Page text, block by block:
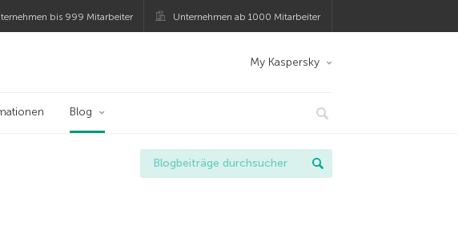
bis 999 Mitarbeiter Unternehmen ab 1000 Mitarbeiter
My Kaspersky
Blog